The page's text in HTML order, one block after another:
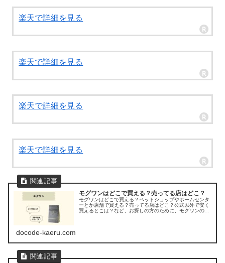
楽天で詳細を見る
楽天で詳細を見る
楽天で詳細を見る
楽天で詳細を見る
モグワンはどこで買える？売ってる店はどこ？
モグワンはどこで買える？ペットショップやホームセンタ
ーとか店舗で買える？売ってる店はどこ？公式以外で安く
買えるとこは？など、お探しの方のために、モグワンの販
docode-kaeru.com